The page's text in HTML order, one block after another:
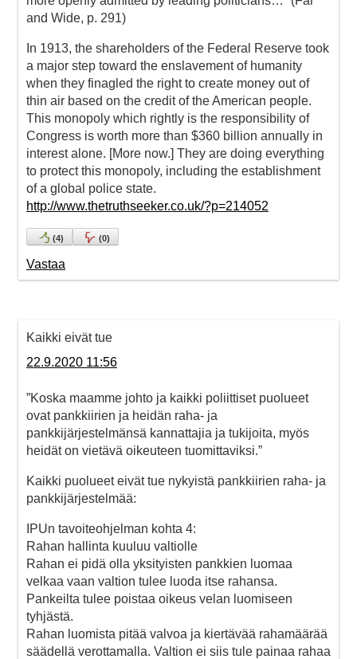
and Wide, p. 291)
In 1913, the shareholders of the Federal Reserve took
a major step toward the enslavement of humanity
when they finagled the right to create money out of
thin air based on the credit of the American people.
This monopoly which rightly is the responsibility of
Congress is worth more than $360 billion annually in
interest alone. [More now.] They are doing everything
to protect this monopoly, including the establishment
of a global police state.
http://www.thetruthseeker.co.uk/?p=214052
(4) (0)
Vastaa
Kaikki eivät tue
22.9.2020 11:56
”Koska maamme johto ja kaikki poliittiset puolueet
ovat pankkiirien ja heidän raha- ja
pankkijärjestelmänsä kannattajia ja tukijoita, myös
heidät on vietävä oikeuteen tuomittaviksi.”
Kaikki puolueet eivät tue nykyistä pankkiirien raha- ja
pankkijärjestelmää:
IPUn tavoiteohjelman kohta 4:
Rahan hallinta kuuluu valtiolle
Rahan ei pidä olla yksityisten pankkien luomaa
velkaa vaan valtion tulee luoda itse rahansa.
Pankeilta tulee poistaa oikeus velan luomiseen
tyhjästä.
Rahan luomista pitää valvoa ja kiertävää rahamäärää
säädellä verottamalla. Valtion ei siis tule painaa rahaa